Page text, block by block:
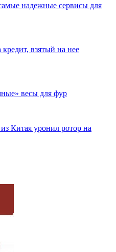
надежные сервисы для
взятый на нее
весы для фур
Китая уронил ротор на